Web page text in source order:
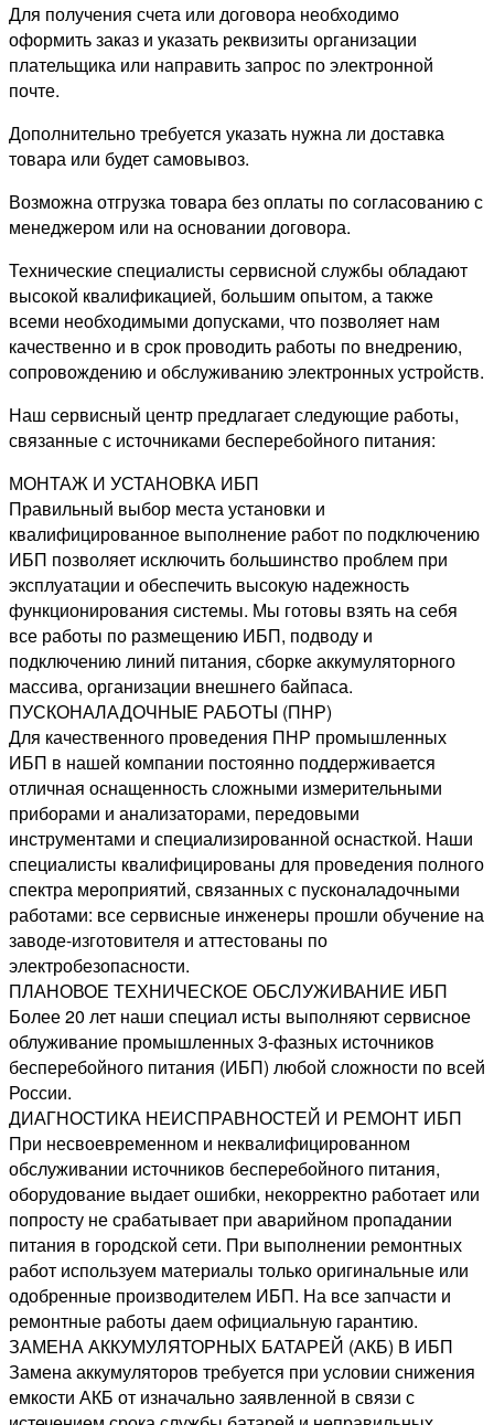
Для получения счета или договора необходимо
оформить заказ и указать реквизиты организации
плательщика или направить запрос по электронной
почте.
Дополнительно требуется указать нужна ли доставка
товара или будет самовывоз.
Возможна отгрузка товара без оплаты по согласованию с
менеджером или на основании договора.
Технические специалисты сервисной службы обладают
высокой квалификацией, большим опытом, а также
всеми необходимыми допусками, что позволяет нам
качественно и в срок проводить работы по внедрению,
сопровождению и обслуживанию электронных устройств.
Наш сервисный центр предлагает следующие работы,
связанные с источниками бесперебойного питания:
МОНТАЖ И УСТАНОВКА ИБП
Правильный выбор места установки и
квалифицированное выполнение работ по подключению
ИБП позволяет исключить большинство проблем при
эксплуатации и обеспечить высокую надежность
функционирования системы. Мы готовы взять на себя
все работы по размещению ИБП, подводу и
подключению линий питания, сборке аккумуляторного
массива, организации внешнего байпаса.
ПУСКОНАЛАДОЧНЫЕ РАБОТЫ (ПНР)
Для качественного проведения ПНР промышленных
ИБП в нашей компании постоянно поддерживается
отличная оснащенность сложными измерительными
приборами и анализаторами, передовыми
инструментами и специализированной оснасткой. Наши
специалисты квалифицированы для проведения полного
спектра мероприятий, связанных с пусконаладочными
работами: все сервисные инженеры прошли обучение на
заводе-изготовителя и аттестованы по
электробезопасности.
ПЛАНОВОЕ ТЕХНИЧЕСКОЕ ОБСЛУЖИВАНИЕ ИБП
Более 20 лет наши специал исты выполняют сервисное
облуживание промышленных 3-фазных источников
бесперебойного питания (ИБП) любой сложности по всей
России.
ДИАГНОСТИКА НЕИСПРАВНОСТЕЙ И РЕМОНТ ИБП
При несвоевременном и неквалифицированном
обслуживании источников бесперебойного питания,
оборудование выдает ошибки, некорректно работает или
попросту не срабатывает при аварийном пропадании
питания в городской сети. При выполнении ремонтных
работ используем материалы только оригинальные или
одобренные производителем ИБП. На все запчасти и
ремонтные работы даем официальную гарантию.
ЗАМЕНА АККУМУЛЯТОРНЫХ БАТАРЕЙ (АКБ) В ИБП
Замена аккумуляторов требуется при условии снижения
емкости АКБ от изначально заявленной в связи с